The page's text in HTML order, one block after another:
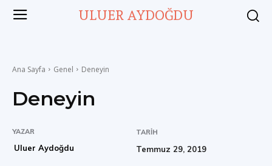
ULUER AYDOĞDU
Ana Sayfa Genel Deneyin
Deneyin
YAZAR
Uluer Aydoğdu
TARIH
Temmuz 29, 2019